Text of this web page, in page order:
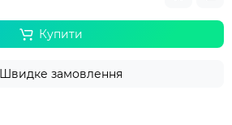
Купити
Швидке замовлення